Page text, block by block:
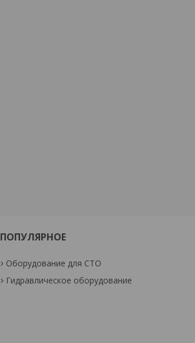
ПОПУЛЯРНОЕ
Оборудование для СТО
Гидравлическое оборудование